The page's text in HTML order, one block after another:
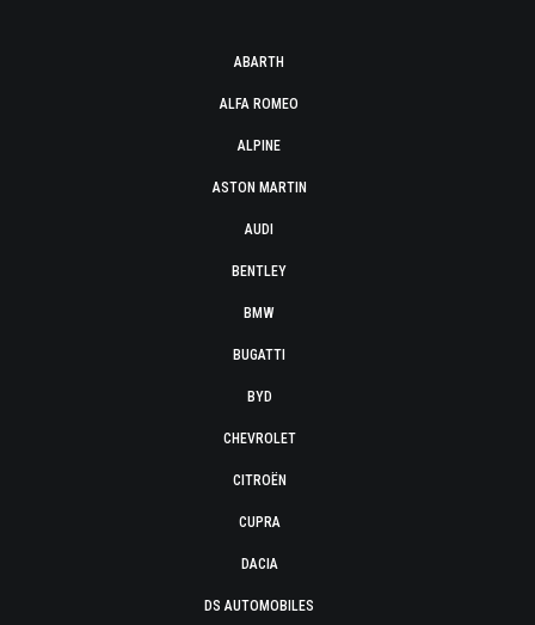
ABARTH
ALFA ROMEO
ALPINE
ASTON MARTIN
AUDI
BENTLEY
BMW
BUGATTI
BYD
CHEVROLET
CITROËN
CUPRA
DACIA
DS AUTOMOBILES